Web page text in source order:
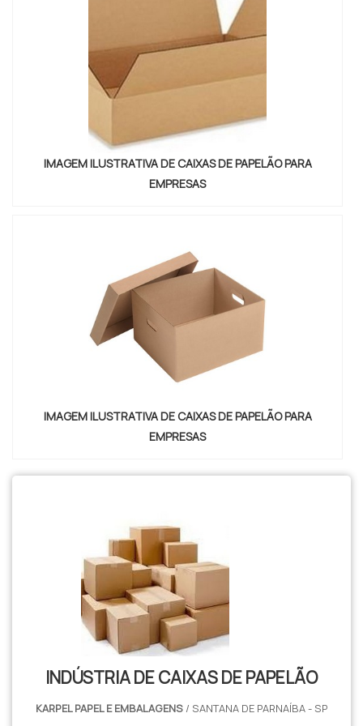
realizadas as atividades; Destaque no mercado
nacional; Equipamentos de última
geração. QUALIDADE COMPROVADA NO
SEGMENTOSomente na Officepack Embalagens
sempre tem a solução mais buscada na área de
caixas de papelão para empresas. Prezando pelo
que há de mais moderno, traz inovações e
variedades em caixas de papelão para e-commerce
escritório de alta qualidade onde são realizadas as
atividades e estrutura suficiente para atender todas
as demandas. Todos esses fatores, agregados a
uma equipe multidisciplinar de consultores
associados e colaboradores eficientes, comprova
sua essência de trazer o melhor para todos os
IMAGEM ILUSTRATIVA DE CAIXAS DE PAPELÃO PARA
EMPRESAS
IMAGEM ILUSTRATIVA DE CAIXAS DE PAPELÃO PARA
EMPRESAS
INDÚSTRIA DE CAIXAS DE PAPELÃO
KARPEL PAPEL E EMBALAGENS/ SANTANA DE PARNAÍBA - SP